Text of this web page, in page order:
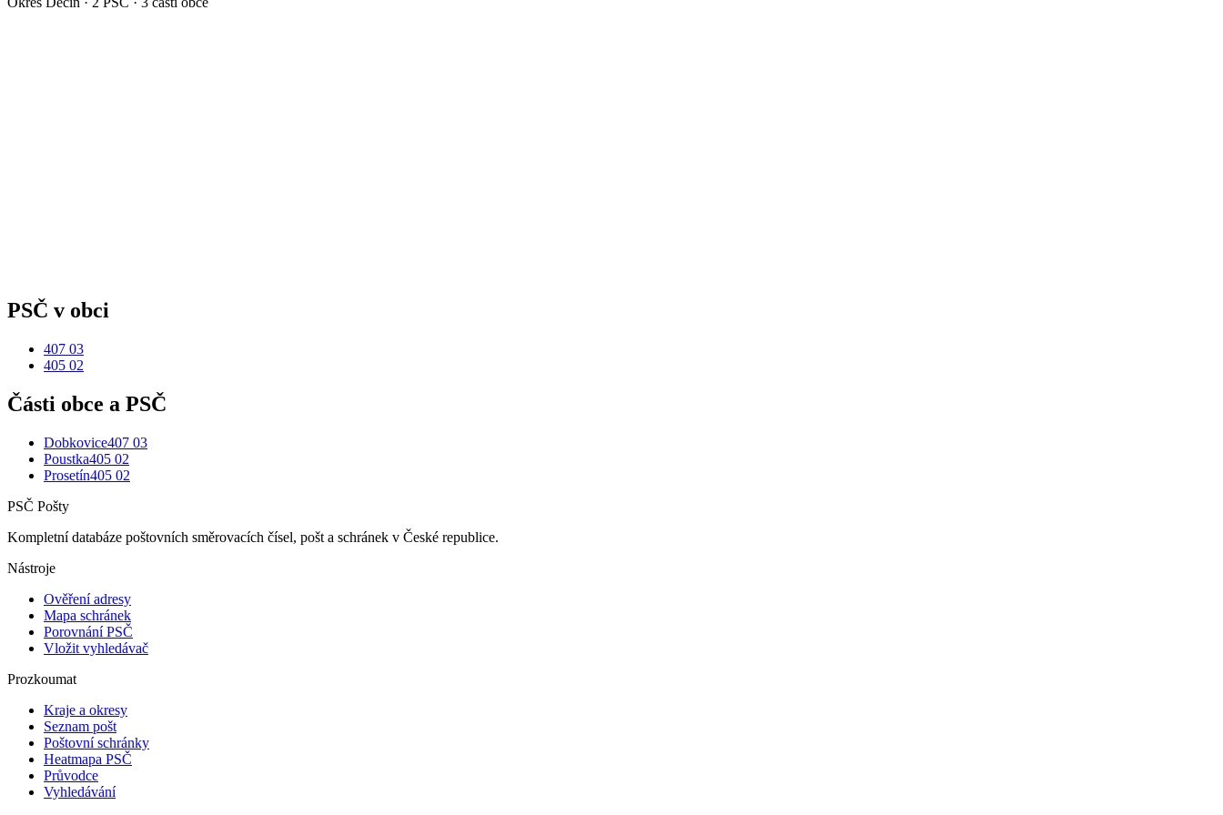
PSČ v obci
407 03
405 02
Části obce a PSČ
Dobkovice407 03
Poustka405 02
Prosetín405 02
PSČ Pošty
Kompletní databáze poštovních směrovacích čísel, pošt a schránek v České republice.
Nástroje
Ověření adresy
Mapa schránek
Porovnání PSČ
Vložit vyhledávač
Prozkoumat
Kraje a okresy
Seznam pošt
Poštovní schránky
Heatmapa PSČ
Průvodce
Vyhledávání